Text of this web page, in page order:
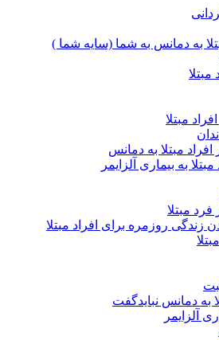
به دمانس به شما (سایه شما )
مبتلا
مبتلا به دمانس
به بیماری آلزایمر
مبتلا
زندگی روزمره برای افراد مبتلا
به دمانس نبایدگفت
آلزایمر